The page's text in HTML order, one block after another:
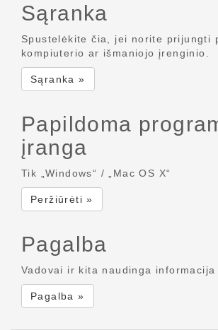
Sąranka
Spustelėkite čia, jei norite prijungti
kompiuterio ar išmaniojo įrenginio.
Sąranka »
Papildoma
įranga
Tik „Windows“ / „Mac OS X“
Peržiūrėti »
Pagalba
Vadovai ir kita naudinga informacija
Pagalba »